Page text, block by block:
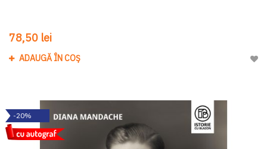
78,50 lei
ADAUGĂ ÎN COȘ
-20%